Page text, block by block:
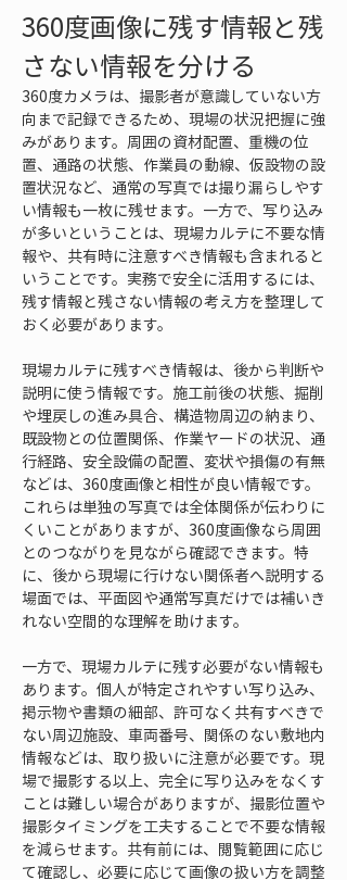
360度画像に残す情報と残
さない情報を分ける
360度カメラは、撮影者が意識していない方
向まで記録できるため、現場の状況把握に強
みがあります。周囲の資材配置、重機の位
置、通路の状態、作業員の動線、仮設物の設
置状況など、通常の写真では撮り漏らしやす
い情報も一枚に残せます。一方で、写り込み
が多いということは、現場カルテに不要な情
報や、共有時に注意すべき情報も含まれると
いうことです。実務で安全に活用するには、
残す情報と残さない情報の考え方を整理して
おく必要があります。
現場カルテに残すべき情報は、後から判断や
説明に使う情報です。施工前後の状態、掘削
や埋戻しの進み具合、構造物周辺の納まり、
既設物との位置関係、作業ヤードの状況、通
行経路、安全設備の配置、変状や損傷の有無
などは、360度画像と相性が良い情報です。
これらは単独の写真では全体関係が伝わりに
くいことがありますが、360度画像なら周囲
とのつながりを見ながら確認できます。特
に、後から現場に行けない関係者へ説明する
場面では、平面図や通常写真だけでは補いき
れない空間的な理解を助けます。
一方で、現場カルテに残す必要がない情報も
あります。個人が特定されやすい写り込み、
掲示物や書類の細部、許可なく共有すべきで
ない周辺施設、車両番号、関係のない敷地内
情報などは、取り扱いに注意が必要です。現
場で撮影する以上、完全に写り込みをなくす
ことは難しい場合がありますが、撮影位置や
撮影タイミングを工夫することで不要な情報
を減らせます。共有前には、閲覧範囲に応じ
て確認し、必要に応じて画像の扱い方を調整